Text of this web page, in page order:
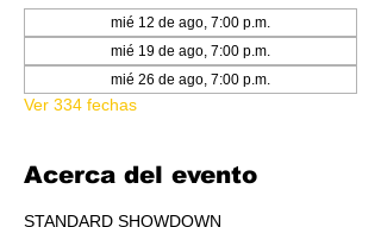
mié 12 de ago, 7:00 p.m.
mié 19 de ago, 7:00 p.m.
mié 26 de ago, 7:00 p.m.
Ver 334 fechas
Acerca del evento
STANDARD SHOWDOWN